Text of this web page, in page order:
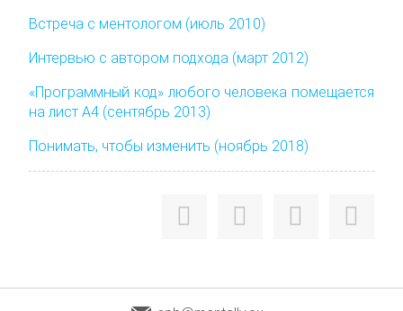
Встреча с ментологом (июль 2010)
Интервью с автором подхода (март 2012)
«Программный код» любого человека помещается
на лист А4 (сентябрь 2013)
Понимать, чтобы изменить (ноябрь 2018)